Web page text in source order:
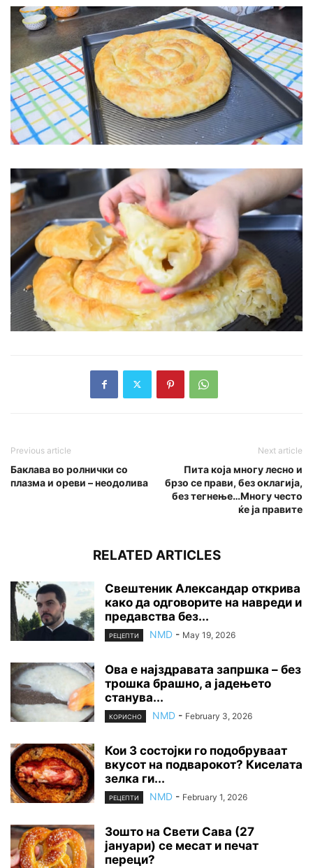
Previous article
Баклава во ролнички со
плазма и ореви – неодолива
Next article
Пита која многу лесно и
брзо се прави, без оклагија,
без тегнење…Многу често
ќе ја правите
RELATED ARTICLES
Свештеник Александар открива
како да одговорите на навреди и
предавства без...
РЕЦЕПТИ NMD - May 19, 2026
Ова е најздравата запршка – без
трошка брашно, а јадењето
станува...
КОРИСНО NMD - February 3, 2026
Кои 3 состојки го подобруваат
вкусот на подварокот? Киселата
зелка ги...
РЕЦЕПТИ NMD - February 1, 2026
Зошто на Свети Сава (27
јануари) се месат и печат
переци?